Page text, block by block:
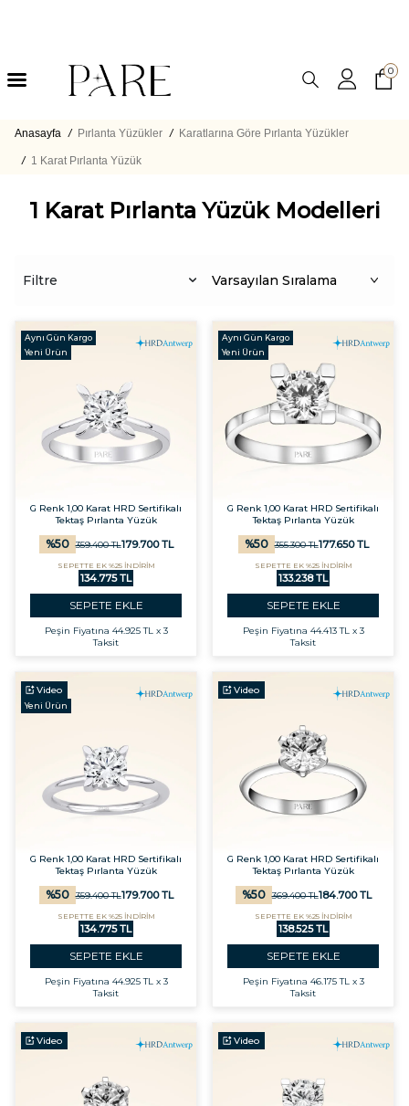
0
Anasayfa / Pırlanta Yüzükler / Karatlarına Göre Pırlanta Yüzükler
/ 1 Karat Pırlanta Yüzük​
1 Karat Pırlanta Yüzük Modelleri
Filtre
Aynı Gün Kargo
Yeni Ürün
G Renk 1,00 Karat HRD Sertifikalı
Tektaş Pırlanta Yüzük
%50 359.400TL179.700TL
SEPETTE EK %25 İNDİRİM
134.775 TL
SEPETE EKLE
Peşin Fiyatına 44.925 TL x 3
Taksit
Aynı Gün Kargo
Yeni Ürün
G Renk 1,00 Karat HRD Sertifikalı
Tektaş Pırlanta Yüzük
%50 355.300TL177.650TL
SEPETTE EK %25 İNDİRİM
133.238 TL
SEPETE EKLE
Peşin Fiyatına 44.413 TL x 3
Taksit
Video
Yeni Ürün
G Renk 1,00 Karat HRD Sertifikalı
Tektaş Pırlanta Yüzük
%50 359.400TL179.700TL
SEPETTE EK %25 İNDİRİM
134.775 TL
SEPETE EKLE
Peşin Fiyatına 44.925 TL x 3
Taksit
Video
G Renk 1,00 Karat HRD Sertifikalı
Tektaş Pırlanta Yüzük
%50 369.400TL184.700TL
SEPETTE EK %25 İNDİRİM
138.525 TL
SEPETE EKLE
Peşin Fiyatına 46.175 TL x 3
Taksit
Video Video